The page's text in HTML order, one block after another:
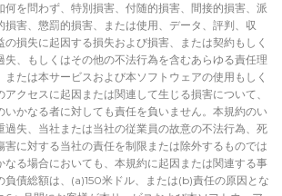
何を問わず、特別損害、付随的損害、間接的損害、派
損害、懲罰的損害、または使用、データ、評判、収
の損失に起因する損失および損害、または契約もしく
失、もしくはその他の不法行為を含むあらゆる責任理
または本サービスおよび本ソフトウェアの使用もしく
アクセスに起因または関連して生じる損害について、
いかなる者に対しても責任を負いません。本規約のい
過失、当社または当社の従業員の故意の不法行為、死
害に対する当社の責任を制限または除外するものでは
なる場合においても、本規約に起因または関連する事
負債総額は、(a)150米ドル、または(b)責任の原因とな